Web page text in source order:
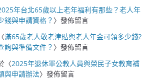
年台北65歲以上老年福利有那些？老人年
錢與申請資格？ 〉發佈留言
滿65歲老人敬老津貼與老人年金可領多少錢?
詢與準備文件？ 〉發佈留言
〈2025年退休軍公教人員與榮民子女教育補
與申請辦法〉發佈留言